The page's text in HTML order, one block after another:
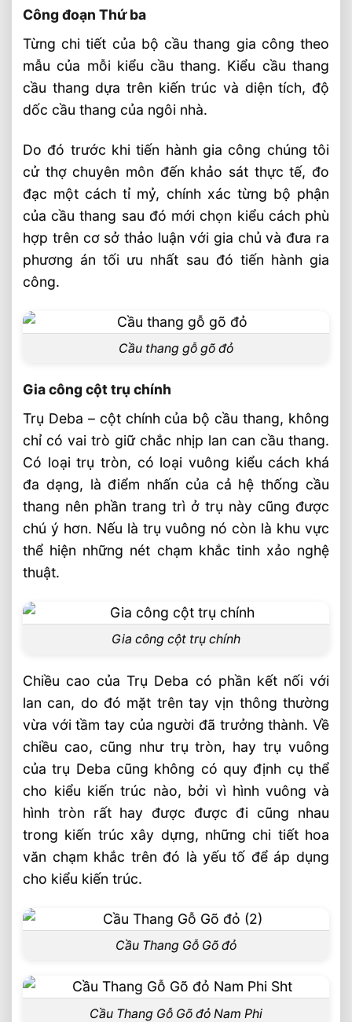
Công đoạn Thứ ba
Từng chi tiết của bộ cầu thang gia công theo
mẫu của mỗi kiểu cầu thang. Kiểu cầu thang
cầu thang dựa trên kiến trúc và diện tích, độ
dốc cầu thang của ngôi nhà.
Do đó trước khi tiến hành gia công chúng tôi
cử thợ chuyên môn đến khảo sát thực tế, đo
đạc một cách tỉ mỷ, chính xác từng bộ phận
của cầu thang sau đó mới chọn kiểu cách phù
hợp trên cơ sở thảo luận với gia chủ và đưa ra
phương án tối ưu nhất sau đó tiến hành gia
công.
Cầu thang gỗ gõ đỏ
Gia công cột trụ chính
Trụ Deba – cột chính của bộ cầu thang, không
chỉ có vai trò giữ chắc nhịp lan can cầu thang.
Có loại trụ tròn, có loại vuông kiểu cách khá
đa dạng, là điểm nhấn của cả hệ thống cầu
thang nên phần trang trì ở trụ này cũng được
chú ý hơn. Nếu là trụ vuông nó còn là khu vực
thể hiện những nét chạm khắc tinh xảo nghệ
thuật.
Gia công cột trụ chính
Chiều cao của Trụ Deba có phần kết nối với
lan can, do đó mặt trên tay vịn thông thường
vừa với tầm tay của người đã trưởng thành. Về
chiều cao, cũng như trụ tròn, hay trụ vuông
của trụ Deba cũng không có quy định cụ thể
cho kiểu kiến trúc nào, bởi vì hình vuông và
hình tròn rất hay được được đi cũng nhau
trong kiến trúc xây dựng, những chi tiết hoa
văn chạm khắc trên đó là yếu tố để áp dụng
cho kiểu kiến trúc.
Cầu Thang Gỗ Gõ đỏ
Cầu Thang Gỗ Gõ đỏ Nam Phi